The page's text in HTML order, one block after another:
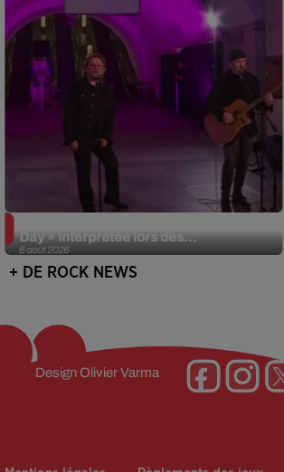
6 août 2026
Day » interprétée lors des...
+ DE ROCK NEWS
Design Olivier Varma